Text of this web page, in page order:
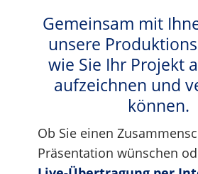
Gemeinsam mit
unsere
wie Sie Ihr Projekt
aufzeichnen und
können.
Ob Sie einen
Präsentation wünschen